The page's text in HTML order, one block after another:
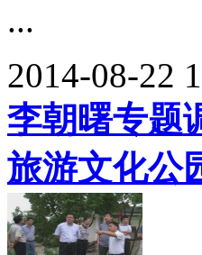
...
2014-08-22
李朝曙专题
旅游文化公